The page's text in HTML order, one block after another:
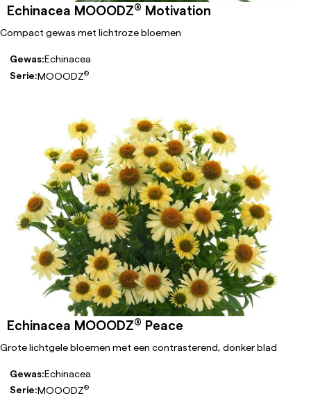
Echinacea MOOODZ® Motivation
Compact gewas met lichtroze bloemen
Gewas:Echinacea
Serie:MOOODZ®
Echinacea MOOODZ® Peace
Grote lichtgele bloemen met een contrasterend, donker blad
Gewas:Echinacea
Serie:MOOODZ®